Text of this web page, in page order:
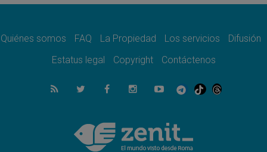
08.08.2026
08.08.2026
del Buen Consejo de Genazzano
Filipinas: el Vicariato Apostólico de Calapán
se convierte en diócesis
Honduras: Los desplazados invisibles de una
crisis olvidada
Quiénes somos FAQ La Propiedad Los servicios
Difusión
Estatus legal
Copyright Contáctenos